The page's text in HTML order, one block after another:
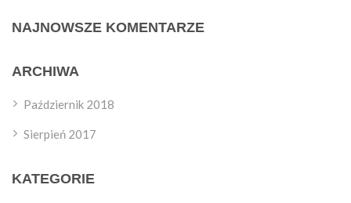
NAJNOWSZE KOMENTARZE
ARCHIWA
Październik 2018
Sierpień 2017
KATEGORIE